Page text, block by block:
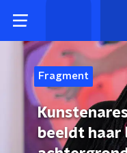
Fragment
beeldt haar